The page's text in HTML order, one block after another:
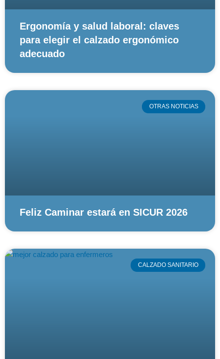
Ergonomía y salud laboral: claves
para elegir el calzado ergonómico
adecuado
OTRAS NOTICIAS
Feliz Caminar estará en SICUR 2026
CALZADO SANITARIO